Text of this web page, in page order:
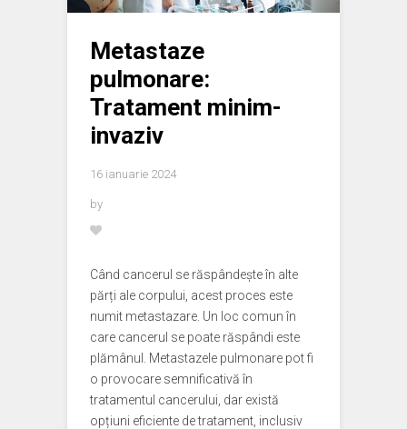
Metastaze
pulmonare:
Tratament minim-
invaziv
16 ianuarie 2024
by
Când cancerul se răspândește în alte
părți ale corpului, acest proces este
numit metastazare. Un loc comun în
care cancerul se poate răspândi este
plămânul. Metastazele pulmonare pot fi
o provocare semnificativă în
tratamentul cancerului, dar există
opțiuni eficiente de tratament, inclusiv